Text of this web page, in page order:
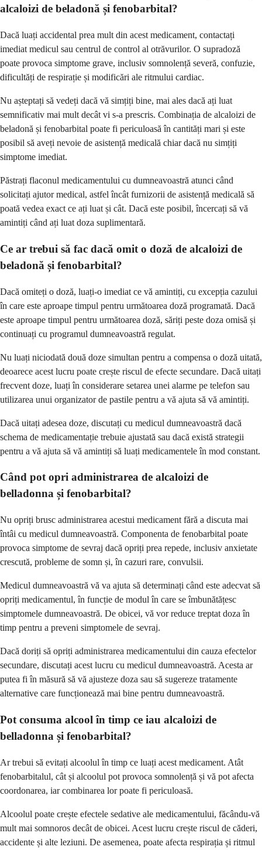
alcaloizi de beladonă și fenobarbital?
Dacă luați accidental prea mult din acest medicament, contactați
imediat medicul sau centrul de control al otrăvurilor. O supradoză
poate provoca simptome grave, inclusiv somnolență severă, confuzie,
dificultăți de respirație și modificări ale ritmului cardiac.
Nu așteptați să vedeți dacă vă simțiți bine, mai ales dacă ați luat
semnificativ mai mult decât vi s-a prescris. Combinația de alcaloizi de
beladonă și fenobarbital poate fi periculoasă în cantități mari și este
posibil să aveți nevoie de asistență medicală chiar dacă nu simțiți
simptome imediat.
Păstrați flaconul medicamentului cu dumneavoastră atunci când
solicitați ajutor medical, astfel încât furnizorii de asistență medicală să
poată vedea exact ce ați luat și cât. Dacă este posibil, încercați să vă
amintiți când ați luat doza suplimentară.
Ce ar trebui să fac dacă omit o doză de alcaloizi de
beladonă și fenobarbital?
Dacă omiteți o doză, luați-o imediat ce vă amintiți, cu excepția cazului
în care este aproape timpul pentru următoarea doză programată. Dacă
este aproape timpul pentru următoarea doză, săriți peste doza omisă și
continuați cu programul dumneavoastră regulat.
Nu luați niciodată două doze simultan pentru a compensa o doză uitată,
deoarece acest lucru poate crește riscul de efecte secundare. Dacă uitați
frecvent doze, luați în considerare setarea unei alarme pe telefon sau
utilizarea unui organizator de pastile pentru a vă ajuta să vă amintiți.
Dacă uitați adesea doze, discutați cu medicul dumneavoastră dacă
schema de medicamentație trebuie ajustată sau dacă există strategii
pentru a vă ajuta să vă amintiți să luați medicamentele în mod constant.
Când pot opri administrarea de alcaloizi de
belladonna și fenobarbital?
Nu opriți brusc administrarea acestui medicament fără a discuta mai
întâi cu medicul dumneavoastră. Componenta de fenobarbital poate
provoca simptome de sevraj dacă opriți prea repede, inclusiv anxietate
crescută, probleme de somn și, în cazuri rare, convulsii.
Medicul dumneavoastră vă va ajuta să determinați când este adecvat să
opriți medicamentul, în funcție de modul în care se îmbunătățesc
simptomele dumneavoastră. De obicei, vă vor reduce treptat doza în
timp pentru a preveni simptomele de sevraj.
Dacă doriți să opriți administrarea medicamentului din cauza efectelor
secundare, discutați acest lucru cu medicul dumneavoastră. Acesta ar
putea fi în măsură să vă ajusteze doza sau să sugereze tratamente
alternative care funcționează mai bine pentru dumneavoastră.
Pot consuma alcool în timp ce iau alcaloizi de
belladonna și fenobarbital?
Ar trebui să evitați alcoolul în timp ce luați acest medicament. Atât
fenobarbitalul, cât și alcoolul pot provoca somnolență și vă pot afecta
coordonarea, iar combinarea lor poate fi periculoasă.
Alcoolul poate crește efectele sedative ale medicamentului, făcându-vă
mult mai somnoros decât de obicei. Acest lucru crește riscul de căderi,
accidente și alte leziuni. De asemenea, poate afecta respirația și ritmul